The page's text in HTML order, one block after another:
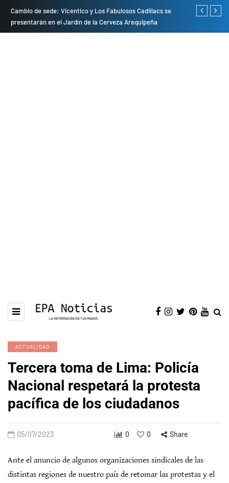
Cambio de sede: Vicentico y Los Fabulosos Cadillacs se
presentarán en el Jardín de la Cerveza Arequipeña
Empresas
ACTUALIDAD
Tercera toma de Lima: Policía
Nacional respetará la protesta
pacífica de los ciudadanos
05/07/2023 0 0 Share
Ante el anuncio de algunos organizaciones sindicales de las
distintas regiones de nuestro país de retomar las protestas y el